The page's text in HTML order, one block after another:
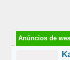
Anúncios de